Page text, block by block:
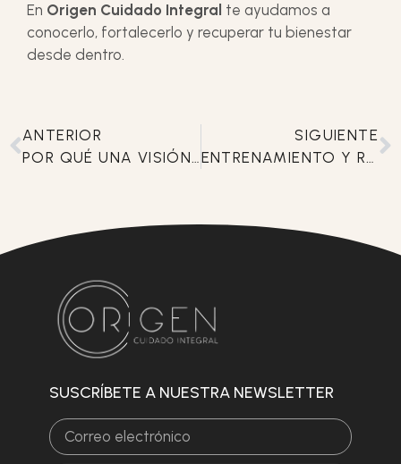
En Origen Cuidado Integral te ayudamos a
conocerlo, fortalecerlo y recuperar tu bienestar
desde dentro.
ANTERIOR
POR QUÉ UNA VISIÓN MULTIDISCIPLINAR MEJORA TU SALUD GLOBAL
SIGUIENTE
ENTRENAMIENTO Y REHABILITACIÓN: EL CAMINO HACIA EL BIENESTAR ACTIVO
SUSCRÍBETE A NUESTRA NEWSLETTER